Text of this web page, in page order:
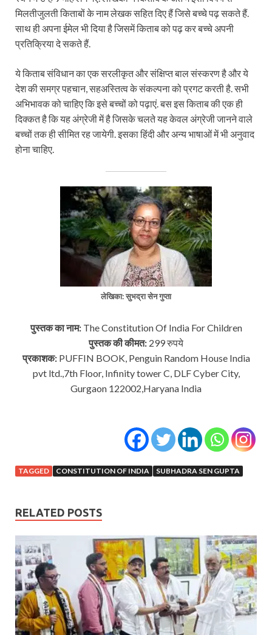
मिलतीजुलती किताबों के नाम लेखक सहित दिए हैं जिसे बच्चे पढ़ सकते हैं.
साथ ही अपना ईमेल भी दिया है जिसमें किताब को पढ़ कर बच्चे अपनी
प्रतिक्रिया दे सकते हैं.
ये किताब संविधान का एक सरलीकृत और संक्षिप्त बाल संस्करण है और ये
देश की समग्र पहचान, सहअस्तित्व के संकल्पना को प्रगट करती है. सभी
अभिभावक को चाहिए कि इसे बच्चों को पढ़ाएं. बस इस किताब की एक ही
दिक्कत है कि यह अंग्रेजी में है जिसके चलते यह केवल अंग्रेजी जानने वाले
बच्चों तक ही सीमित रह जायेगी. इसका हिंदी और अन्य भाषाओं में भी अनुवाद
होना चाहिए.
लेखिका:सुभद्रा सेन गुप्ता
पुस्तक का नाम: The Constitution Of India For Children
पुस्तक की कीमत: 299 रुपये
प्रकाशक: PUFFIN BOOK, Penguin Random House India
pvt ltd.,7th Floor, Infinity tower C, DLF Cyber City,
Gurgaon 122002,Haryana India
TAGGED CONSTITUTION OF INDIA SUBHADRA SEN GUPTA
RELATED POSTS